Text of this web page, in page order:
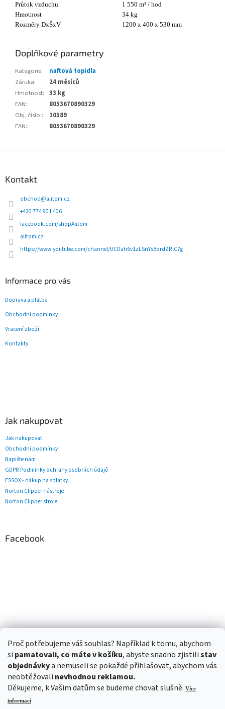
Proč potřebujeme váš souhlas? Například k tomu, abychom
si pamatovali, co máte v košíku, abyste snadno zjistilistav
objednávkya nemuseli se pokaždé přihlašovat, abychom vás
neobtěžovali nevhodnou reklamou.
Děkujeme, k Vašim datům se budeme chovat slušně. Více
informací
Průtok vzduchu
1 550 m³ / hod
Hmotnost
34 kg
Rozměry DxŠxV
1200 x 400 x 530 mm
Doplňkové parametry
Kategorie:
naftová topidla
Záruka:
24 měsíců
Hmotnost:
33 kg
EAN:
8053670890329
Obj. číslo::
10589
EAN:: 8053670890329
Kontakt
obchod@alitom.cz
+420 774 901 406
facebook.com/shopAlitom
alitom.cz
https://www.youtube.com/channel/UCDah6v1zLSnYsBordZRlC7g
Informace pro vás
Doprava a platba
Obchodní podmínky
Vracení zboží
Kontakty
Jak nakupovat
Jak nakupovat
Obchodní podmínky
Napište nám
GDPR Podmínky ochrany osobních údajů
ESSOX - nákup na splátky
Norton Clipper nástroje
Norton Clipper stroje
Facebook